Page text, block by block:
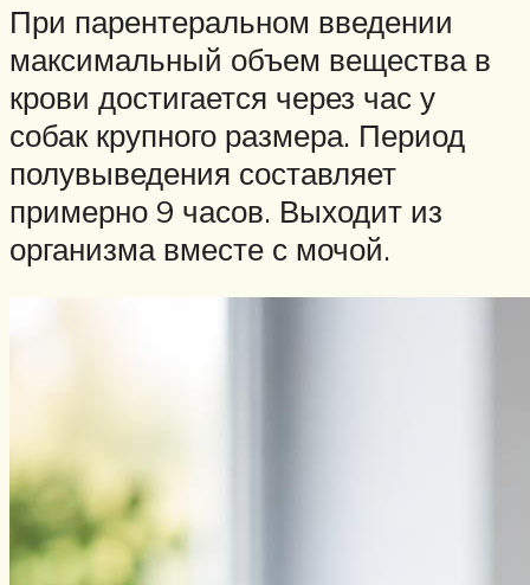
При парентеральном введении
максимальный объем вещества в
крови достигается через час у
собак крупного размера. Период
полувыведения составляет
примерно 9 часов. Выходит из
организма вместе с мочой.